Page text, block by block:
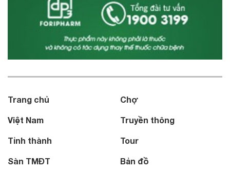
Trang chủ
Việt Nam
Tỉnh thành
Sàn TMĐT
Chợ
Truyền thông
Tour
Bản đồ